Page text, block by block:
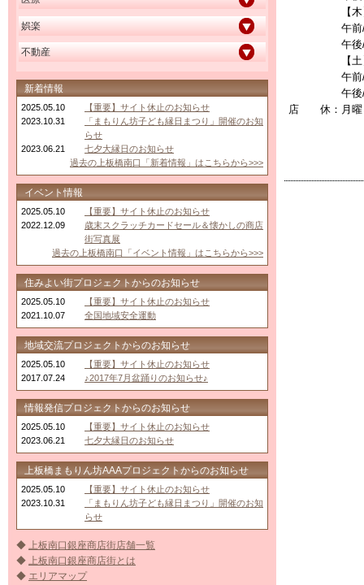
【
午
午
【
午
午
店 休： 月
娯楽
不動産
新着情報
2025.05.10
【重要】サイト休止のお知らせ
2023.10.31
「まもりん坊子ども縁日まつり」開催のお知
らせ
2023.06.21
七夕大縁日のお知らせ
過去の上板橋南口「新着情報」はこちらから>>>
イベント情報
2025.05.10
【重要】サイト休止のお知らせ
2022.12.09
歳末スクラッチカードセール＆懐かしの商店
街写真展
過去の上板橋南口「イベント情報」はこちらから>>>
住みよい街プロジェクトからのお知らせ
2025.05.10
【重要】サイト休止のお知らせ
2021.10.07
全国地域安全運動
地域交流プロジェクトからのお知らせ
2025.05.10
【重要】サイト休止のお知らせ
2017.07.24
♪2017年7月盆踊りのお知らせ♪
情報発信プロジェクトからのお知らせ
2025.05.10
【重要】サイト休止のお知らせ
2023.06.21
七夕大縁日のお知らせ
上板橋まもりん坊AAAプロジェクトからのお知らせ
2025.05.10
【重要】サイト休止のお知らせ
2023.10.31
「まもりん坊子ども縁日まつり」開催のお知
らせ
◆ 上板南口銀座商店街店舗一覧
◆ 上板南口銀座商店街とは
◆ エリアマップ